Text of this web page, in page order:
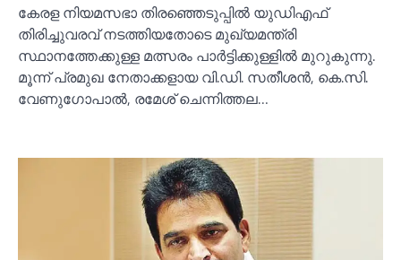
കേരള നിയമസഭാ തിരഞ്ഞെടുപ്പില്‍ യുഡിഎഫ്
തിരിച്ചുവരവ് നടത്തിയതോടെ മുഖ്യമന്ത്രി
സ്ഥാനത്തേക്കുള്ള മത്സരം പാര്‍ട്ടിക്കുള്ളില്‍ മുറുകുന്നു.
മൂന്ന് പ്രമുഖ നേതാക്കളായ വി.ഡി. സതീശന്‍, കെ.സി.
വേണുഗോപാല്‍, രമേശ് ചെന്നിത്തല…